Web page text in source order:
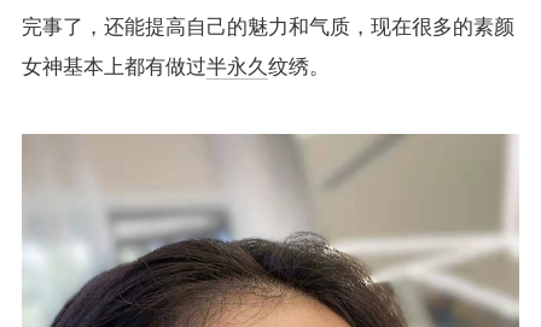
完事了，还能提高自己的魅力和气质，现在很多的素颜
女神基本上都有做过半永久 纹绣。